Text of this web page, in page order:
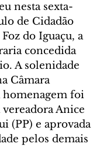
nesta sexta-
de Cidadão
do Iguaçu, a
concedida
A solenidade
Câmara
foi
Anice
(PP) e aprovada
pelos demais